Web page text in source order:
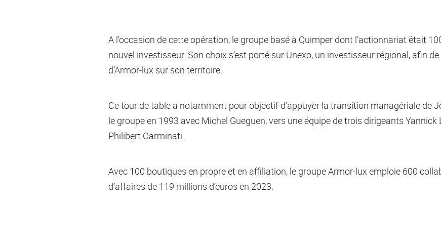
A l’occasion de cette opération, le groupe basé à Quimper dont l’actionnariat était
nouvel investisseur. Son choix s’est porté sur Unexo, un investisseur régional, afin
d’Armor-lux sur son territoire.
Ce tour de table a notamment pour objectif d’appuyer la transition managériale de
le groupe en 1993 avec Michel Gueguen, vers une équipe de trois dirigeants Yannick
Philibert Carminati.
Avec 100 boutiques en propre et en affiliation, le groupe Armor-lux emploie 600
d’affaires de 119 millions d’euros en 2023.